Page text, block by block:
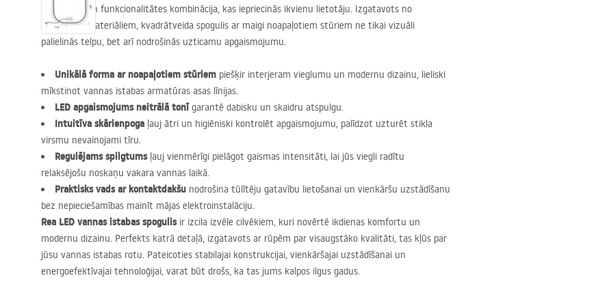
ideāla stila un funkcionalitātes kombinācija, kas iepriecinās ikvienu lietotāju. Izgatavots no
labākajiem materiāliem, kvadrātveida spogulis ar maigi noapaļotiem stūriem ne tikai vizuāli
palielinās telpu, bet arī nodrošinās uzticamu apgaismojumu.
Unikālā forma ar noapaļotiem stūriem piešķir interjeram vieglumu un modernu dizainu, lieliski
mīkstinot vannas istabas armatūras asas līnijas.
LED apgaismojums neitrālā tonīgarantē dabisku un skaidru atspulgu.
Intuitīva skārienpoga ļauj ātri un higiēniski kontrolēt apgaismojumu, palīdzot uzturēt stikla
virsmu nevainojami tīru.
Regulējams spilgtumsļauj vienmērīgi pielāgot gaismas intensitāti, lai jūs viegli radītu
relaksējošu noskaņu vakara vannas laikā.
Praktisks vads ar kontaktdakšu nodrošina tūlītēju gatavību lietošanai un vienkāršu uzstādīšanu
bez nepieciešamības mainīt mājas elektroinstalāciju.
Rea LED vannas istabas spogulisir izcila izvēle cilvēkiem, kuri novērtē ikdienas komfortu un
modernu dizainu. Perfekts katrā detaļā, izgatavots ar rūpēm par visaugstāko kvalitāti, tas kļūs par
jūsu vannas istabas rotu. Pateicoties stabilajai konstrukcijai, vienkāršajai uzstādīšanai un
energoefektīvajai tehnoloģijai, varat būt drošs, ka tas jums kalpos ilgus gadus.